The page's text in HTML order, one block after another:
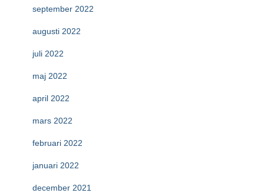
september 2022
augusti 2022
juli 2022
maj 2022
april 2022
mars 2022
februari 2022
januari 2022
december 2021